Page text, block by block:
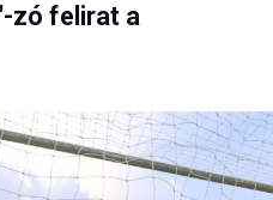
zó felirat a